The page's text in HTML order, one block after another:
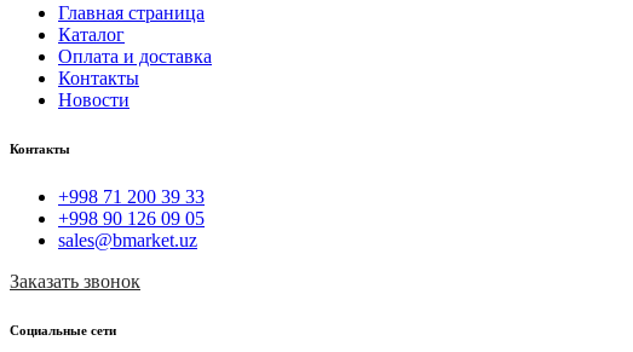
Главная страница
Каталог
Оплата и доставка
Контакты
Новости
Контакты
+998 71 200 39 33
+998 90 126 09 05
sales@bmarket.uz
Заказать звонок
Социальные сети